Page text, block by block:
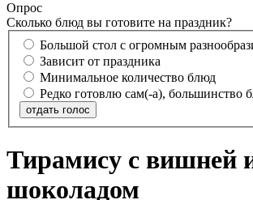
Опрос
Сколько блюд вы готовите на праздник?
Большой стол с огромным
Зависит от праздника
Минимальное количество блюд
Редко готовлю сам(-а), большинство
отдать голос
Тирамису с вишней
шоколадом